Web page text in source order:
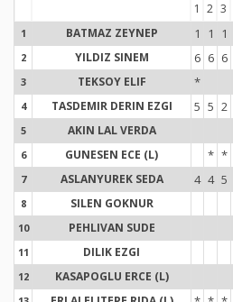
1 2 3
1 BATMAZ ZEYNEP 1 1 1
2 YILDIZ SINEM 6 6 6
3 TEKSOY ELIF *
4 TASDEMIR DERIN EZGI 5 5 2
5 AKIN LAL VERDA
6 GUNESEN ECE (L) * *
7 ASLANYUREK SEDA 4 4 5
8 SILEN GOKNUR
10 PEHLIVAN SUDE
11 DILIK EZGI
12 KASAPOGLU ERCE (L)